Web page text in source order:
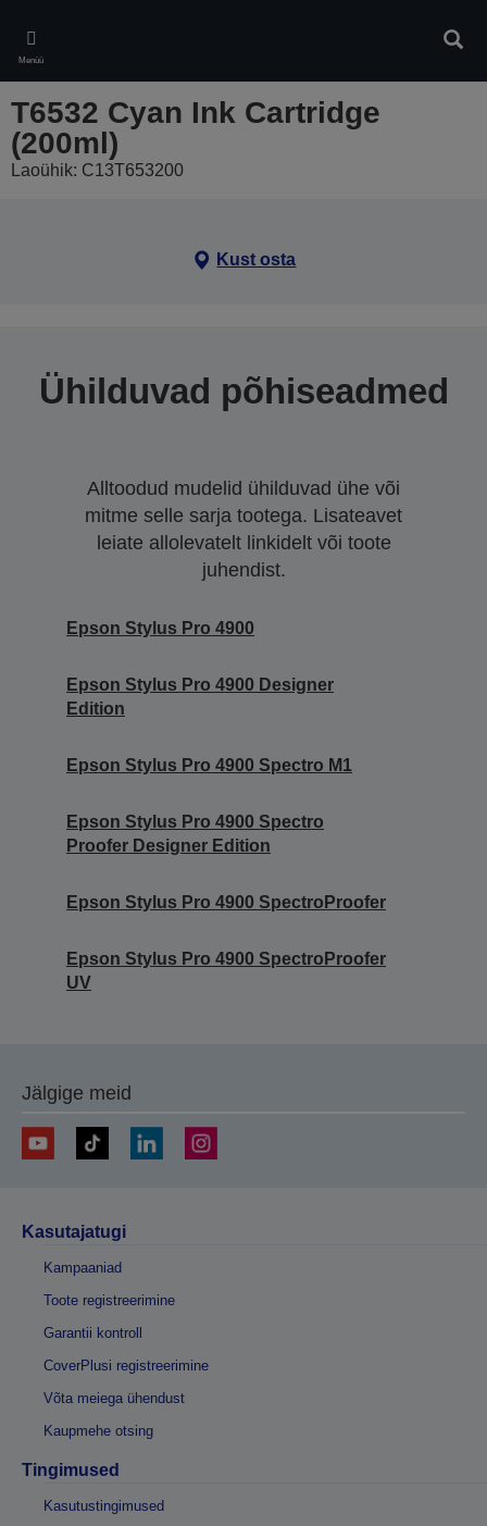
main
content
Menüü
T6532 Cyan Ink Cartridge
(200ml)
Laoühik: C13T653200
Kust osta
Ühilduvad põhiseadmed
Alltoodud mudelid ühilduvad ühe või
mitme selle sarja tootega. Lisateavet
leiate allolevatelt linkidelt või toote
juhendist.
Epson Stylus Pro 4900
Epson Stylus Pro 4900 Designer
Edition
Epson Stylus Pro 4900 Spectro M1
Epson Stylus Pro 4900 Spectro
Proofer Designer Edition
Epson Stylus Pro 4900 SpectroProofer
Epson Stylus Pro 4900 SpectroProofer
UV
Jälgige meid
Kasutajatugi
Kampaaniad
Toote registreerimine
Garantii kontroll
CoverPlusi registreerimine
Võta meiega ühendust
Kaupmehe otsing
Tingimused
Kasutustingimused